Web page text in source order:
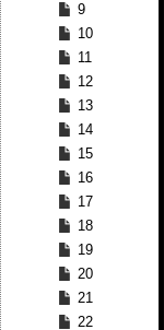
9
10
11
12
13
14
15
16
17
18
19
20
21
22